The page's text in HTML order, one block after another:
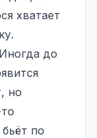
хватает
Иногда до
но
по